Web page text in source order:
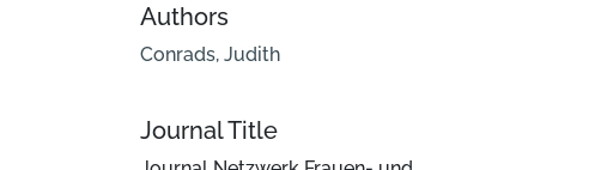
Authors
Conrads, Judith
Journal Title